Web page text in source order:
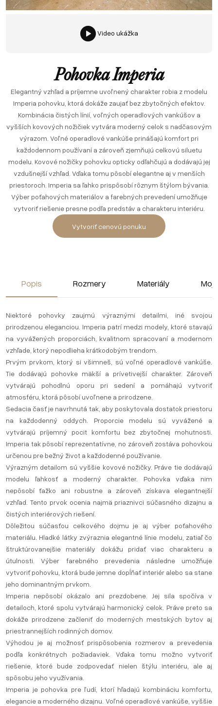
Video ukážka
Pohovka Imperia
Elegantný vzhľad a príjemne uvoľnený charakter robia z modelu
Imperia pohovku, ktorá dokáže zaujať bez zbytočných efektov.
Kombinácia čistých línií, voľných operadlových vankúšov a
vyšších kovových nožičiek vytvára moderný celok s nadčasovým
výrazom. Voľné operadlové vankúše prinášajú komfort pri
každodennom používaní a zároveň zjemňujú celkovú siluetu
modelu. Kovové nožičky pohovku opticky odľahčujú a dodávajú jej
vzdušnejší vzhľad. Vďaka tomu pôsobí elegantne aj v menších
priestoroch. Imperia sa ľahko prispôsobí rôznym štýlom bývania.
Výber poťahových materiálov a farebných prevedení umožňuje
vytvoriť riešenie presne podľa predstáv a charakteru interiéru.
Vytvoriť cenovú ponuku
Popis Rozmery Materiály
Niektoré pohovky zaujmú výraznými detailmi, iné svojou
prirodzenou eleganciou. Imperia patrí medzi modely, ktoré stavajú
na vyvážených proporciách, kvalitnom spracovaní a modernom
vzhľade, ktorý nepodlieha krátkodobým trendom.
Prvým prvkom, ktorý si všimneš, sú voľné operadlové vankúše.
Tie dodávajú pohovke mäkší a prívetivejší charakter. Zároveň
vytvárajú pohodlnú oporu pri sedení a pomáhajú vytvoriť
atmosféru, ktorá pôsobí uvoľnene a prirodzene.
Sedacia časť je navrhnutá tak, aby poskytovala dostatok priestoru
na každodenný oddych. Proporcie modelu sú vyvážené a
vytvárajú príjemný pocit komfortu bez zbytočnej mohutnosti.
Imperia tak pôsobí reprezentatívne, no zároveň zostáva pohovkou
určenou pre bežný život a každodenné používanie.
Výrazným detailom sú vyššie kovové nožičky. Práve tie dodávajú
modelu ľahkosť a moderný charakter. Pohovka vďaka nim
nepôsobí ťažko ani robustne a zároveň získava elegantnejší
vzhľad. Tento prvok ocenia najmä priaznivci súčasného dizajnu a
čistých interiérových riešení.
Dôležitou súčasťou celkového dojmu je aj výber poťahového
materiálu. Hladké látky zvýraznia elegantné línie modelu, zatiaľ čo
štruktúrovanejšie materiály dokážu pridať viac charakteru a
útulnosti. Výber farebného prevedenia následne umožňuje
vytvoriť pohovku, ktorá bude jemne dopĺňať interiér alebo sa stane
jeho dominantným prvkom.
Imperia nepôsobí okázalo ani prezdobene. Jej sila spočíva v
detailoch, ktoré spolu vytvárajú harmonický celok. Práve preto sa
dokáže prirodzene začleniť do moderných mestských bytov aj
priestrannejších rodinných domov.
Výhodou je aj možnosť prispôsobenia rozmerov a prevedenia
podľa konkrétnych požiadaviek. Vďaka tomu možno vytvoriť
riešenie, ktoré bude zodpovedať nielen štýlu interiéru, ale aj
spôsobu jeho využívania.
Imperia je pohovka pre ľudí, ktorí hľadajú kombináciu komfortu,
elegancie a moderného dizajnu. Voľné operadlové vankúše, vyššie